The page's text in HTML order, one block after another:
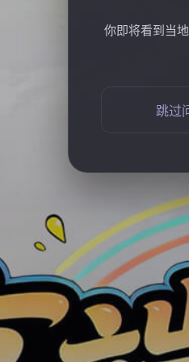
你即将看到当
跳过